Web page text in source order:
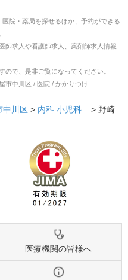
院・薬局を探せるほか、予約ができる
師求人や看護師求人、薬剤師求人情報
ので、是非ご覧になってください。
市中川区 / 医院 / かかりつけ
中川区 > 内科 小児科... > 野崎
医療機関の皆様へ